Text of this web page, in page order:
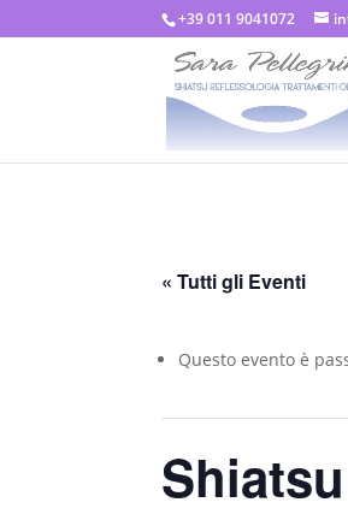
+39 011 9041072
« Tutti gli Eventi
Questo evento è